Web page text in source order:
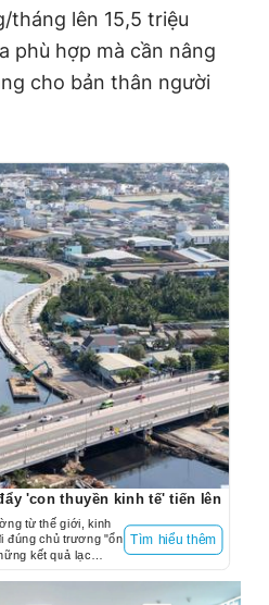
tháng lên 15,5 triệu
phù hợp mà cần nâng
cho bản thân người
'con thuyền kinh tế' tiến lên
từ thế giới, kinh
đúng chủ trương "ổn
kết quả lạc
Tìm hiểu thêm